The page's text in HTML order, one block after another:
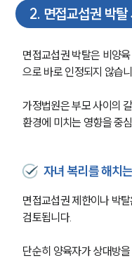
2. 면접교섭권 박
면접교섭권 박탈은 비양
으로 바로 인정되지 않습
가정법원은 부모 사이의
환경에 미치는 영향을 중
자녀 복리를 해치
면접교섭권 제한이나 박
검토됩니다.
단순히 양육자가 상대방